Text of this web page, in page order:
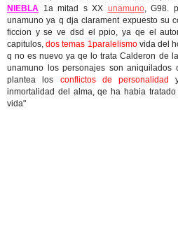
NIEBLA 1a mitad s XX unamuno, G98.
unamuno ya q dja clarament expuesto su
ficcion y se ve dsd el ppio, ya qe el
capitulos,dos temas 1paralelismo vida del
q no es nuevo ya qe lo trata Calderon de
unamuno los personajes son aniquilados
plantea los conflictos de personalidad
inmortalidad del alma, qe ha habia
vida"